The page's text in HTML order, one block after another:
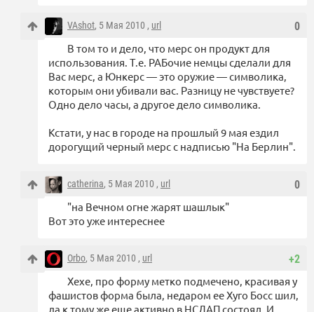
0
VAshot, 5 Мая 2010 , url
В том то и дело, что мерс он продукт для
использования. Т.е. РАБочие немцы сделали для
Вас мерс, а Юнкерс — это оружие — символика,
которым они убивали вас. Разницу не чувствуете?
Одно дело часы, а другое дело символика.
Кстати, у нас в городе на прошлый 9 мая ездил
дорогущий черный мерс с надписью "На Берлин".
0
catherina, 5 Мая 2010 , url
"на Вечном огне жарят шашлык"
Вот это уже интереснее
+2
Orbo, 5 Мая 2010 , url
Хехе, про форму метко подмечено, красивая у
фашистов форма была, недаром ее Хуго Босс шил,
да к тому же еще активно в НСДАП состоял. И